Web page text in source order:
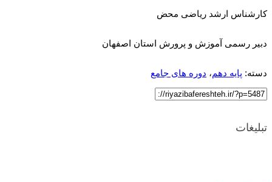
کارشناس ارشد ریاضی محض
دبیر رسمی آموزش و پرورش استان اصفهان
دسته: پایه دهم، دوره های جامع
تبلیغات